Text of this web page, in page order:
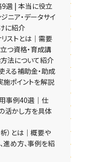
選 | 本当に役立
ニア・データサイ
に紹介
ストとは｜需要
つ資格・育成講
法について紹介
える補助金・助成
ポイントを解説
事例40選｜仕
活かし方を具体
）とは｜概要や
進め方、事例を紹